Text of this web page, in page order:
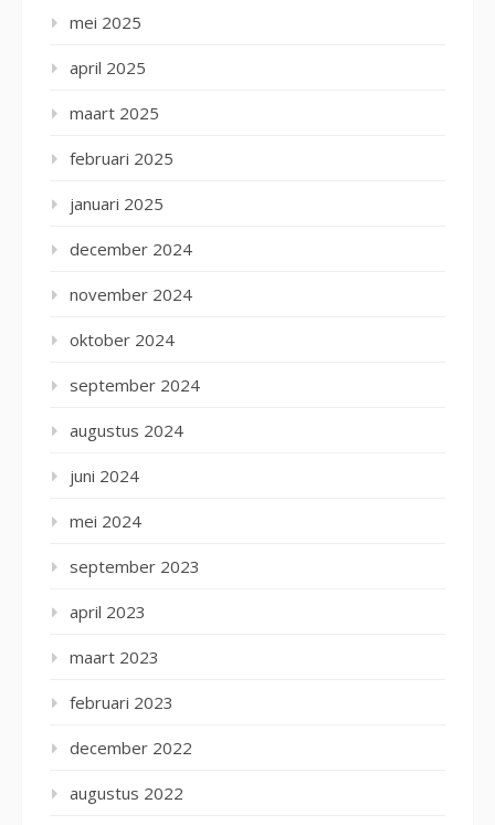
mei 2025
april 2025
maart 2025
februari 2025
januari 2025
december 2024
november 2024
oktober 2024
september 2024
augustus 2024
juni 2024
mei 2024
september 2023
april 2023
maart 2023
februari 2023
december 2022
augustus 2022